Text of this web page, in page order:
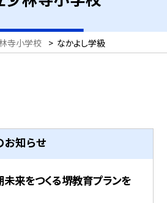
寺小学校 > なかよし学級
知らせ
をつくる堺教育プランを